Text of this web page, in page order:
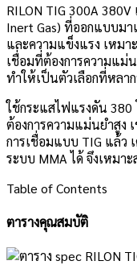
RILON TIG 300A
Inert Gas) ที่ออกแบบมา
และความแข็งแรง เหม
เชื่อมที่ต้องการความแม่
ทำให้เป็นตัวเลือกที่หลา
ใช้กระแสไฟแรงดัน 380
ต้องการความแม่นยำสูง
การเชื่อมแบบ TIG แล้ว
ระบบ MMA ได้ จึงเหมา
Table of Contents
ตารางคุณสมบัติ